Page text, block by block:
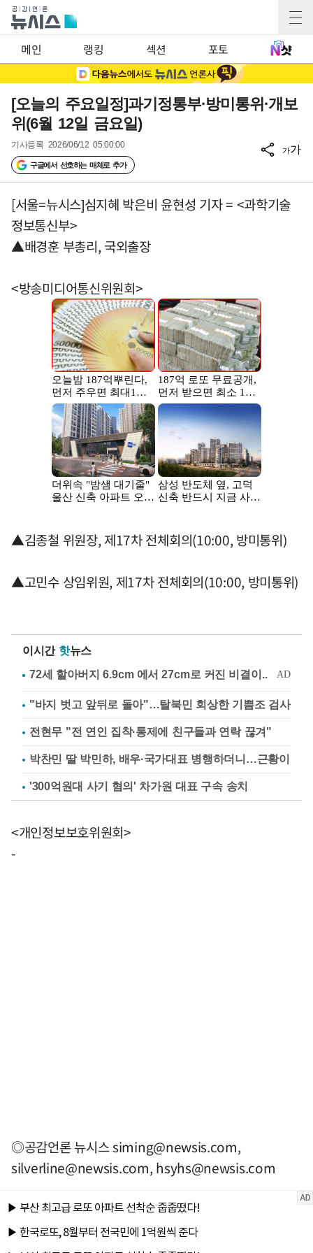
메인 랭킹 섹션 포토
[오늘의 주요일정]과기정통부·방미통위·개보
위(6월 12일 금요일)
기사등록 2026/06/12 05:00:00
구글에서 선호하는 매체로 추가
가가
[서울=뉴시스]심지혜 박은비 윤현성 기자 = <과학기술
정보통신부>
▲배경훈 부총리, 국외출장
<방송미디어통신위원회>
▲김종철 위원장, 제17차 전체회의(10:00, 방미통위)
▲고민수 상임위원, 제17차 전체회의(10:00, 방미통위)
이시간 핫뉴스
"바지 벗고 앞뒤로 돌아"…탈북민 회상한 기쁨조 검사
전현무 "전 연인 집착·통제에 친구들과 연락 끊겨"
박찬민 딸 박민하, 배우·국가대표 병행하더니…근황이
'300억원대 사기 혐의' 차가원 대표 구속 송치
<개인정보보호위원회>
-
◎공감언론 뉴시스siming@newsis.com,
silverline@newsis.com,hsyhs@newsis.com